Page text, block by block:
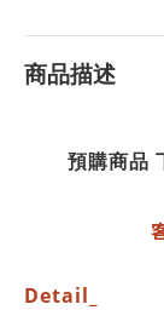
商品描述
預購商品
Detail_